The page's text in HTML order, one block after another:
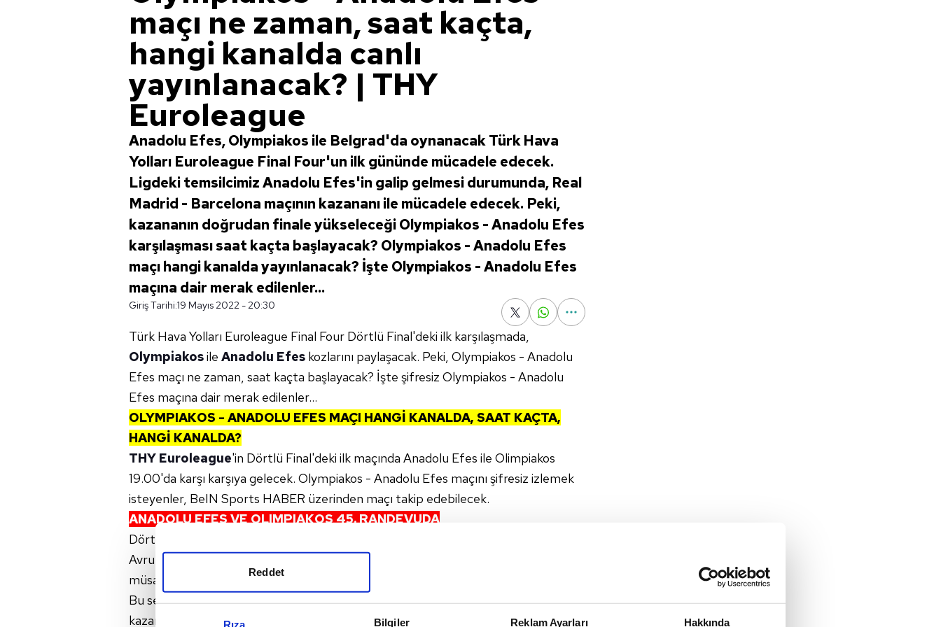
Rıza Bilgiler Reklam Ayarları Hakkında
Reddet
maçı ne zaman, saat kaçta,
hangi kanalda canlı
yayınlanacak? | THY
Euroleague
Anadolu Efes, Olympiakos ile Belgrad'da oynanacak Türk Hava
Yolları Euroleague Final Four'un ilk gününde mücadele edecek.
Ligdeki temsilcimiz Anadolu Efes'in galip gelmesi durumunda, Real
Madrid - Barcelona maçının kazananı ile mücadele edecek. Peki,
kazananın doğrudan finale yükseleceği Olympiakos - Anadolu Efes
karşılaşması saat kaçta başlayacak? Olympiakos - Anadolu Efes
maçı hangi kanalda yayınlanacak? İşte Olympiakos - Anadolu Efes
maçına dair merak edilenler...
Giriş Tarihi:19 Mayıs 2022 - 20:30
Türk Hava Yolları Euroleague Final Four Dörtlü Final'deki ilk karşılaşmada,
Olympiakosile Anadolu Efes kozlarını paylaşacak. Peki, Olympiakos - Anadolu
Efes maçı ne zaman, saat kaçta başlayacak? İşte şifresiz Olympiakos - Anadolu
Efes maçına dair merak edilenler...
OLYMPIAKOS - ANADOLU EFES MAÇI HANGİ KANALDA, SAAT KAÇTA,
HANGİ KANALDA?
THY Euroleague'in Dörtlü Final'deki ilk maçında Anadolu Efes ile Olimpiakos
19.00'da karşı karşıya gelecek. Olympiakos - Anadolu Efes maçını şifresiz izlemek
isteyenler, BeIN Sports HABER üzerinden maçı takip edebilecek.
ANADOLU EFES VE OLIMPIAKOS 45. RANDEVUDA
Dörtlü Final'in ilk maçında karşı karşıya gelecek Anadolu Efes ile Olimpiakos,
Avrupa Ligi'nde 45. kez kozlarını paylaşacak. 2000 yılından itibaren oynanan 44
müsabakada her iki takımın da 22 galibiyeti bulunuyor.
Bu sezonun ilk yarısındaİstanbul'da oynanan maçı Anadolu Efes 88-69
kazanırken; ikinci devrede Olympiakos 87-85 galip geldi.